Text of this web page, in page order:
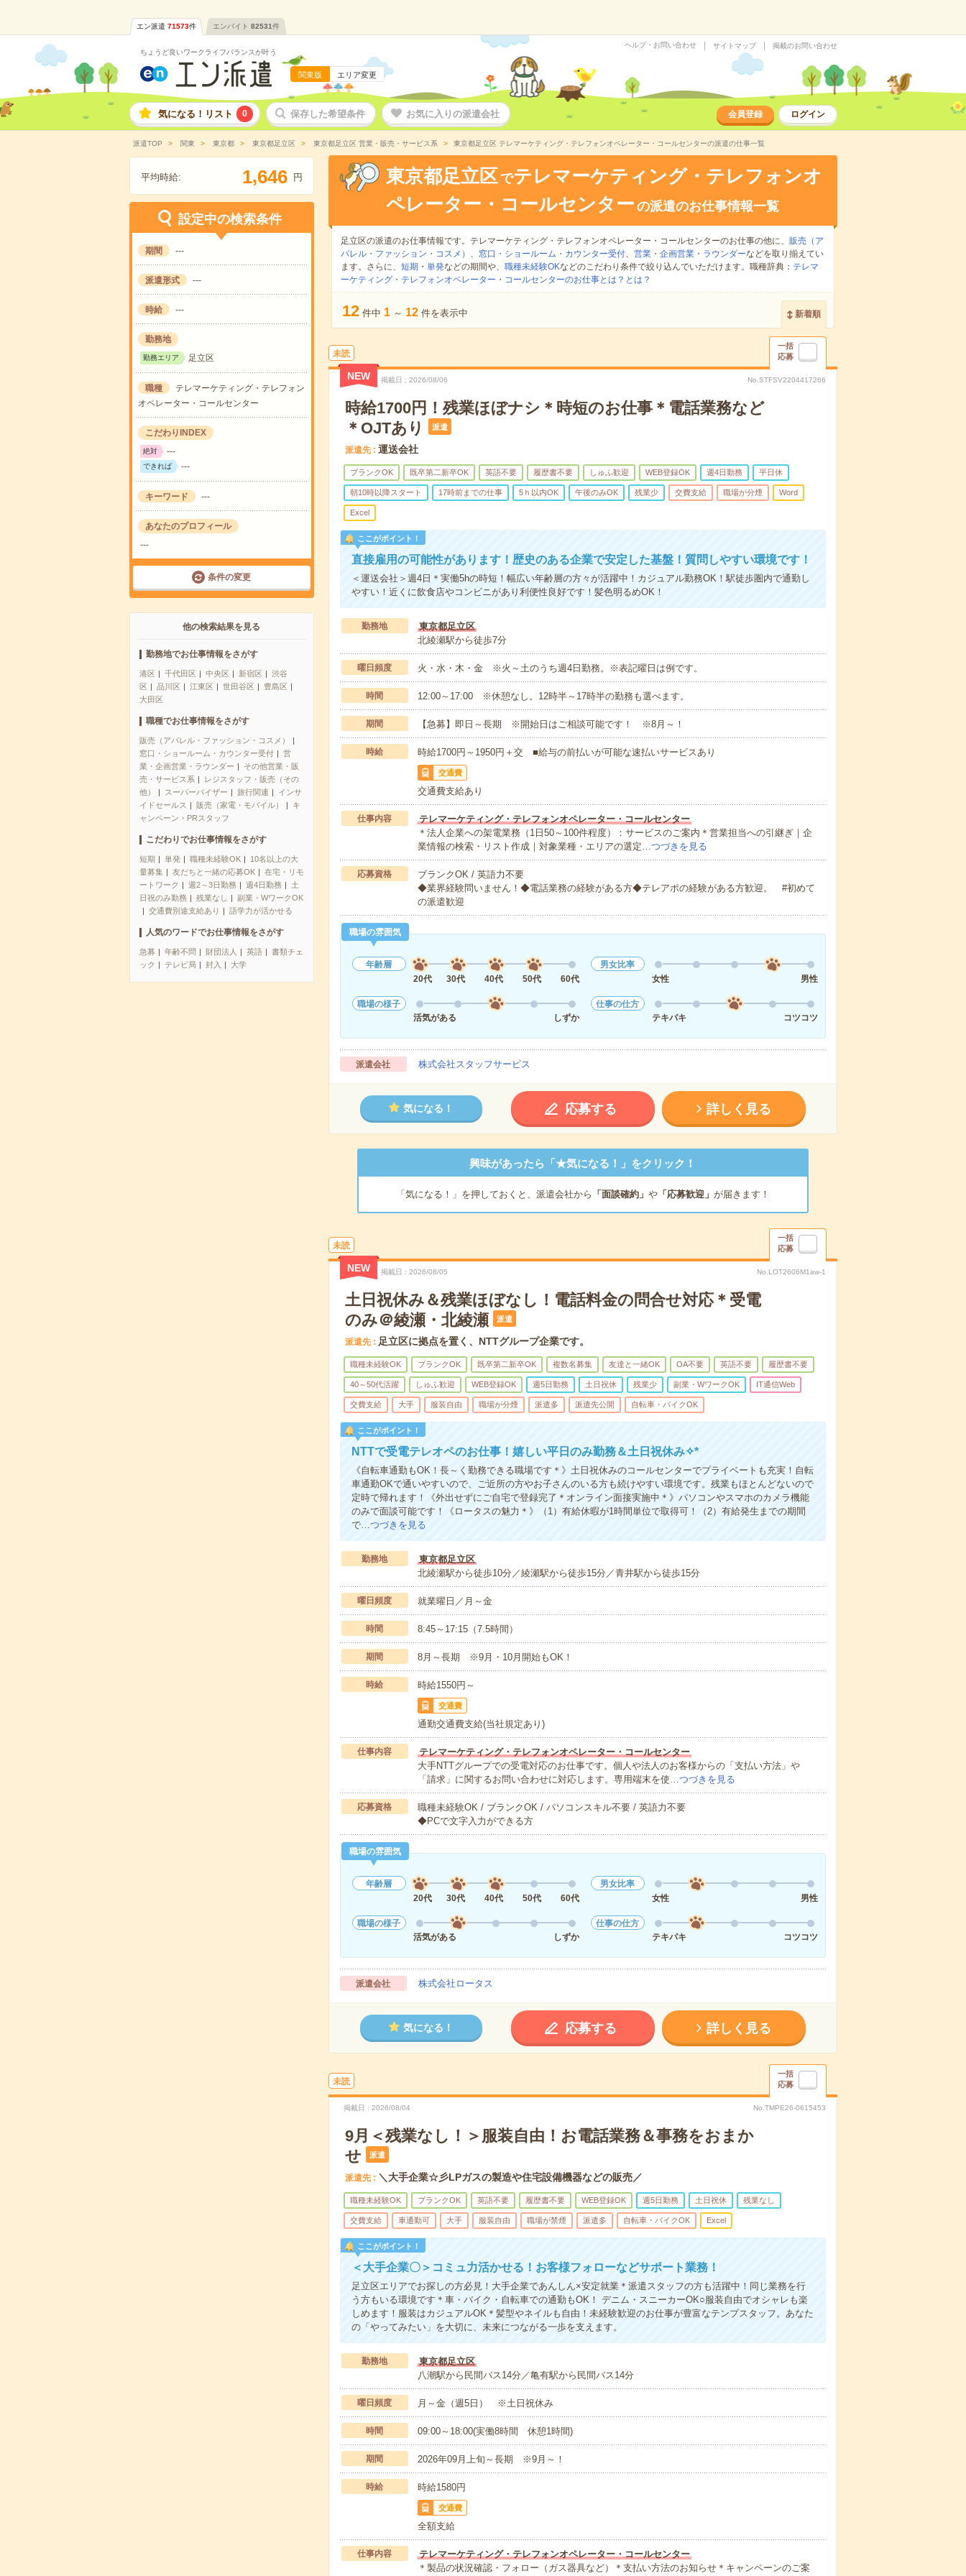
エン派遣 71573件 エンバイト 82531件
ちょうど良いワークライフバランスが叶う
関東版 エリア変更
ヘルプ・お問い合わせ サイトマップ 掲載のお問い合わせ
気になる！リスト 0 保存した希望条件 お気に入りの派遣会社 会員登録 ログイン
派遣TOP 関東 東京都 東京都足立区 東京都足立区 営業・販売・サービス系 東京都足立区 テレマーケティング・テレフォンオペレーター・コールセンターの派遣の仕事一覧
平均時給: 1,646 円
設定中の検索条件
期間 ---
派遣形式 ---
時給 ---
勤務地
勤務エリア 足立区
職種
テレマーケティング・テレフォン
オペレーター・コールセンター
こだわりINDEX
絶対 ---
できれば ---
キーワード ---
あなたのプロフィール
---
条件の変更
他の検索結果を見る
勤務地でお仕事情報をさがす
港区 千代田区 中央区 新宿区
渋谷
区
品川区 江東区 世田谷区
豊島区
大田区
職種でお仕事情報をさがす
販売（アパレル・ファッション・コスメ）
窓口・ショールーム・カウンター受付
営
業・企画営業・ラウンダー
その他営業・販
売・サービス系
レジスタッフ・販売（その
他）
スーパーバイザー 旅行関連
インサ
イドセールス
販売（家電・モバイル）
キ
ャンペーン・PRスタッフ
こだわりでお仕事情報をさがす
短期 単発 職種未経験OK
10名以上の大
量募集
友だちと一緒の応募OK
在宅・リモ
ートワーク
週2～3日勤務 週4日勤務
土
日祝のみ勤務
残業なし
副業・WワークOK
交通費別途支給あり
語学力が活かせる
人気のワードでお仕事情報をさがす
急募 年齢不問 財団法人 英語
書類チェ
ック
テレビ局 封入 大学
東京都足立区 でテレマーケティング・テレフォンオ
ペレーター・コールセンター の派遣のお仕事情報一覧
足立区の派遣のお仕事情報です。テレマーケティング・テレフォンオペレーター・コールセンターのお仕事の他に、 販売（ア
パレル・ファッション・コスメ） 、 窓口・ショールーム・カウンター受付、 営業・企画営業・ラウンダーなどを取り揃えてい
ます。さらに、 短期 ・ 単発などの期間や、 職種未経験OKなどのこだわり条件で絞り込んでいただけます。職種辞典： テレマ
ーケティング・テレフォンオペレーター・コールセンターのお仕事とは？とは？
12 件中 1 ～ 12 件を表示中 新着順
未読
一括
応募
NEW 掲載日 2026/08/06 No.STFSV2204417266
時給1700円！残業ほぼナシ＊時短のお仕事＊電話業務など
＊OJTあり
派遣
派遣先 運送会社
ブランクOK 既卒第二新卒OK 英語不要 履歴書不要 しゅふ歓迎 WEB登録OK 週4日勤務 平日休
朝10時以降スタート 17時前までの仕事 5ｈ以内OK 午後のみOK 残業少 交費支給 職場が分煙 Word
Excel
ここがポイント！
直接雇用の可能性があります！歴史のある企業で安定した基盤！質問しやすい環境です！
＜運送会社＞週4日＊実働5hの時短！幅広い年齢層の方々が活躍中！カジュアル勤務OK！駅徒歩圏内で通勤し
やすい！近くに飲食店やコンビニがあり利便性良好です！髪色明るめOK！
勤務地
東京都足立区
北綾瀬駅から徒歩7分
曜日頻度 火・水・木・金 ※火～土のうち週4日勤務。※表記曜日は例です。
時間 12:00～17:00 ※休憩なし。12時半～17時半の勤務も選べます。
期間 【急募】即日～長期 ※開始日はご相談可能です！ ※8月～！
時給 時給1700円～1950円＋交 ■給与の前払いが可能な速払いサービスあり
交通費
交通費支給あり
仕事内容
テレマーケティング・テレフォンオペレーター・コールセンター
＊法人企業への架電業務（1日50～100件程度）：サービスのご案内＊営業担当への引継ぎ｜企
業情報の検索・リスト作成｜対象業種・エリアの選定…つづきを見る
応募資格
ブランクOK / 英語力不要
◆業界経験問いません！◆電話業務の経験がある方◆テレアポの経験がある方歓迎。 #初めて
の派遣歓迎
職場の雰囲気
年齢層
20代
30代 40代 50代 60代
男女比率
女性
男性
職場の様子
活気がある
しずか
仕事の仕方
テキパキ
コツコツ
派遣会社 株式会社スタッフサービス
気になる！ 応募する 詳しく見る
興味があったら「★気になる！」をクリック！
「気になる！」を押しておくと、派遣会社から 「面談確約」 や「応募歓迎」 が届きます！
未読
一括
応募
NEW 掲載日 2026/08/05 No.LOT2606M1aw-1
土日祝休み＆残業ほぼなし！電話料金の問合せ対応＊受電
のみ＠綾瀬・北綾瀬
派遣
派遣先 足立区に拠点を置く、NTTグループ企業です。
職種未経験OK ブランクOK 既卒第二新卒OK 複数名募集 友達と一緒OK OA不要 英語不要 履歴書不要
40～50代活躍 しゅふ歓迎 WEB登録OK 週5日勤務 土日祝休 残業少 副業・WワークOK IT通信Web
交費支給 大手 服装自由 職場が分煙 派遣多 派遣先公開 自転車・バイクOK
ここがポイント！
NTTで受電テレオペのお仕事！嬉しい平日のみ勤務＆土日祝休み✧*
《自転車通勤もOK！長～く勤務できる職場です＊》土日祝休みのコールセンターでプライベートも充実！自転
車通勤OKで通いやすいので、ご近所の方やお子さんのいる方も続けやすい環境です。残業もほとんどないので
定時で帰れます！《外出せずにご自宅で登録完了＊オンライン面接実施中＊》パソコンやスマホのカメラ機能
のみで面談可能です！《ロータスの魅力＊》（1）有給休暇が1時間単位で取得可！（2）有給発生までの期間
で…つづきを見る
勤務地
東京都足立区
北綾瀬駅から徒歩10分／綾瀬駅から徒歩15分／青井駅から徒歩15分
曜日頻度 就業曜日／月～金
時間 8:45～17:15（7.5時間）
期間 8月～長期 ※9月・10月開始もOK！
時給 時給1550円～
交通費
通勤交通費支給(当社規定あり)
仕事内容
テレマーケティング・テレフォンオペレーター・コールセンター
大手NTTグループでの受電対応のお仕事です。個人や法人のお客様からの「支払い方法」や
「請求」に関するお問い合わせに対応します。専用端末を使…つづきを見る
応募資格
職種未経験OK / ブランクOK / パソコンスキル不要 / 英語力不要
◆PCで文字入力ができる方
職場の雰囲気
年齢層
20代
30代 40代 50代 60代
男女比率
女性
男性
職場の様子
活気がある
しずか
仕事の仕方
テキパキ
コツコツ
派遣会社 株式会社ロータス
気になる！ 応募する 詳しく見る
未読
一括
応募
掲載日 2026/08/04 No.TMPE26-0615453
9月＜残業なし！＞服装自由！お電話業務＆事務をおまか
せ
派遣
派遣先 ＼大手企業☆彡LPガスの製造や住宅設備機器などの販売／
職種未経験OK ブランクOK 英語不要 履歴書不要 WEB登録OK 週5日勤務 土日祝休 残業なし
交費支給 車通勤可 大手 服装自由 職場が禁煙 派遣多 自転車・バイクOK Excel
ここがポイント！
＜大手企業〇＞コミュ力活かせる！お客様フォローなどサポート業務！
足立区エリアでお探しの方必見！大手企業であんしん×安定就業＊派遣スタッフの方も活躍中！同じ業務を行
う方もいる環境です＊車・バイク・自転車での通勤もOK！ デニム・スニーカーOK○服装自由でオシャレも楽
しめます！服装はカジュアルOK＊髪型やネイルも自由！未経験歓迎のお仕事が豊富なテンプスタッフ。あなた
の「やってみたい」を大切に、未来につながる一歩を支えます。
勤務地
東京都足立区
八潮駅から民間バス14分／亀有駅から民間バス14分
曜日頻度 月～金（週5日） ※土日祝休み
時間 09:00～18:00(実働8時間 休憩1時間)
期間 2026年09月上旬～長期 ※9月～！
時給 時給1580円
交通費
全額支給
仕事内容
テレマーケティング・テレフォンオペレーター・コールセンター
＊製品の状況確認・フォロー（ガス器具など）＊支払い方法のお知らせ＊キャンペーンのご案